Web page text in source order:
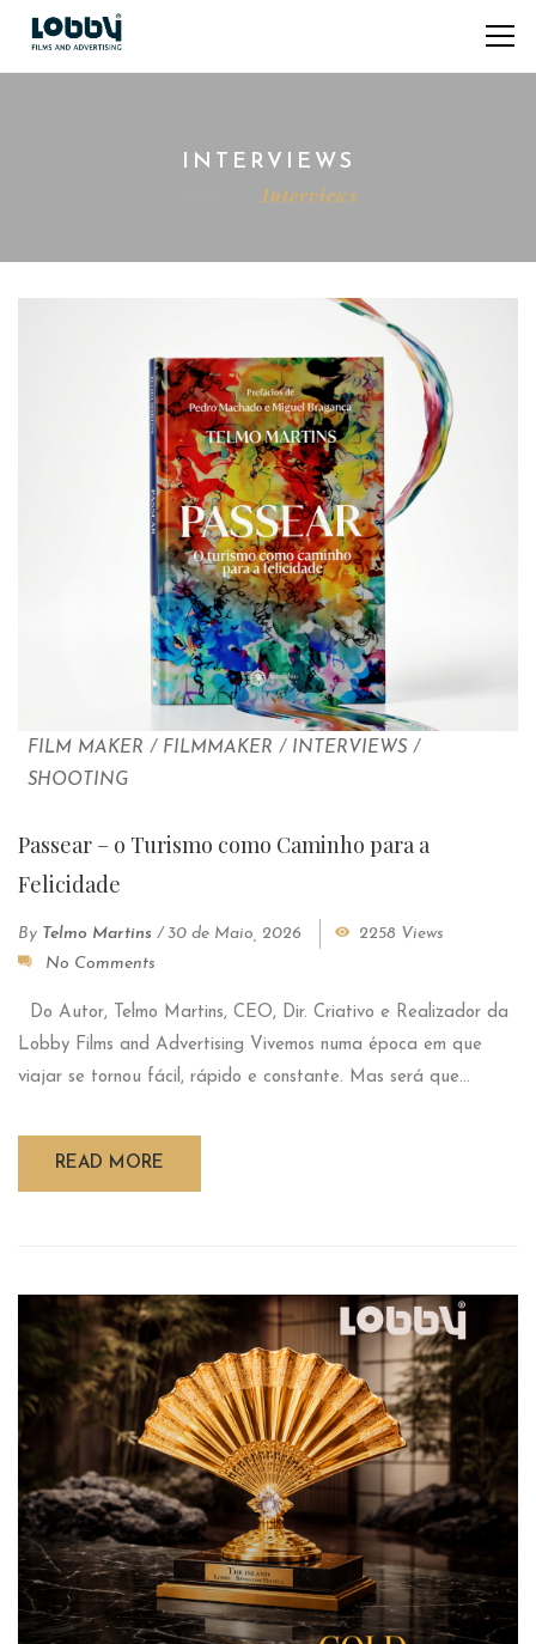
INTERVIEWS
Interviews
FILM MAKER / FILMMAKER / INTERVIEWS /
SHOOTING
Passear – o Turismo como Caminho para a
Felicidade
By Telmo Martins / 30 de Maio, 2026
2258 Views
No Comments
Do Autor, Telmo Martins, CEO, Dir. Criativo e Realizador da
Lobby Films and Advertising Vivemos numa época em que
viajar se tornou fácil, rápido e constante. Mas será que...
READ MORE